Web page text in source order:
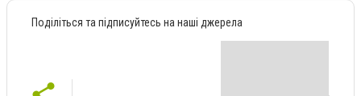
Поділіться та підписуйтесь на наші джерела